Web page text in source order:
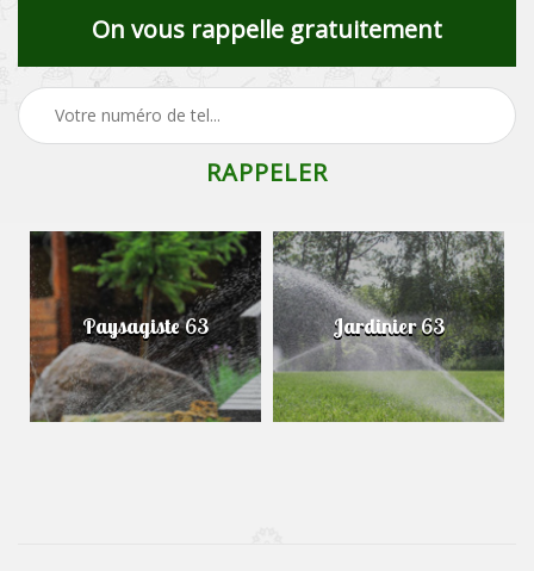
On vous rappelle gratuitement
Paysagiste 63 Jardinier 63